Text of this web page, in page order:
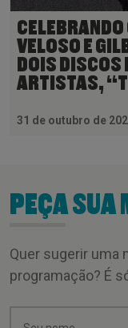
VELOSO E
DOIS
ARTISTAS,
31 de outubro de
PEÇA SUA
Quer sugerir uma
programação? É